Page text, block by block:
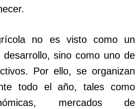
no es visto como un
sino como uno de
Por ello, se organizan
todo el año, tales como
mercados de